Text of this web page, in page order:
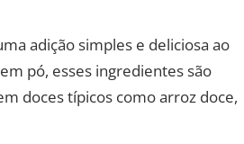
adição simples e deliciosa ao
pó, esses ingredientes são
doces típicos como arroz doce,